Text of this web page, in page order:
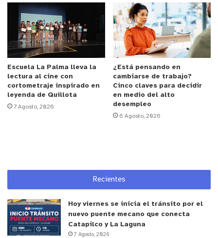
sus exámenes, en particular de las biopsias que,
sin dudas, es un examen crítico para nuestros
usuarios. Creo que damos un avance importante al
poner a disposición información de este tipo para
Cabe destacar que este era un antiguo anhelo de
Anatomía Patológica, pues desde el año 1993,
cuando la Unidad adquirió el primer equipo
mantener la trazabilidad y poder, de esta manera,
realizar un seguimiento y tratamiento eficaz a la
patología deél o la paciente, quien, incluso, al
cabo de algunos años puede requerir dicho
material.
Escuela La Palma lleva la
lectura al cine con
cortometraje inspirado en
leyenda de Quillota
7 Agosto, 2026
¿Está pensando en
cambiarse de trabajo?
Cinco claves para decidir
en medio del alto
desempleo
6 Agosto, 2026
Recientes
Hoy viernes se inicia el tránsito por el
nuevo puente mecano que conecta
Catapilco y La Laguna
7 Agosto, 2026